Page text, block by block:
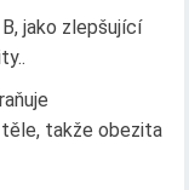
jako zlepšující
těle, takže obezita